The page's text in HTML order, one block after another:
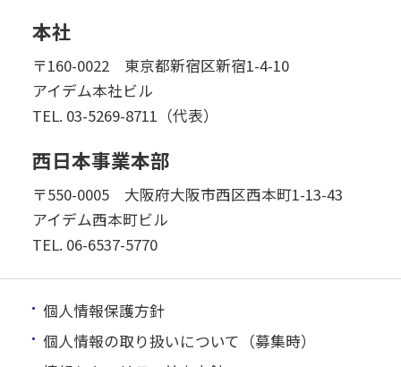
本社
〒160-0022 東京都新宿区新宿1-4-10
アイデム本社ビル
TEL. 03-5269-8711（代表）
西日本事業本部
〒550-0005 大阪府大阪市西区西本町1-13-43
アイデム西本町ビル
TEL. 06-6537-5770
個人情報保護方針
個人情報の取り扱いについて（募集時）